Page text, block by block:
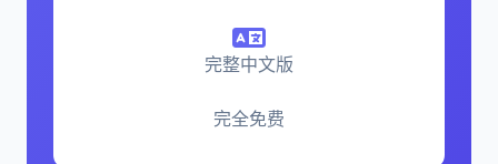
完整中文版
完全免费